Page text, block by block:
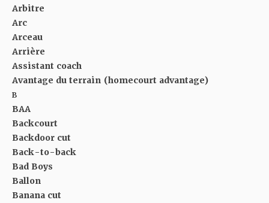
Arbitre
Arc
Arceau
Arrière
Assistant coach
Avantage du terrain (homecourt advantage)
B
BAA
Backcourt
Backdoor cut
Back-to-back
Bad Boys
Ballon
Banana cut